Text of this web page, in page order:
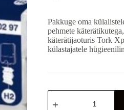
Pakkuge oma
pehmete
käterätijaoturis Tork
külastajatele
Tork
Xpress